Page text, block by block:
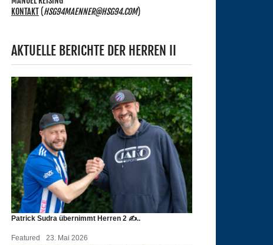
KONTAKT(HSG94MAENNER@HSG94.COM)
AKTUELLE BERICHTE DER HERREN II
Patrick Sudra übernimmt Herren 2 ✍️..
Featured 23. Mai 2026